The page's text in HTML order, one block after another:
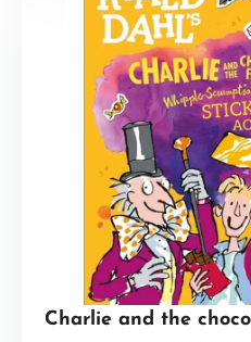
Charlie and the